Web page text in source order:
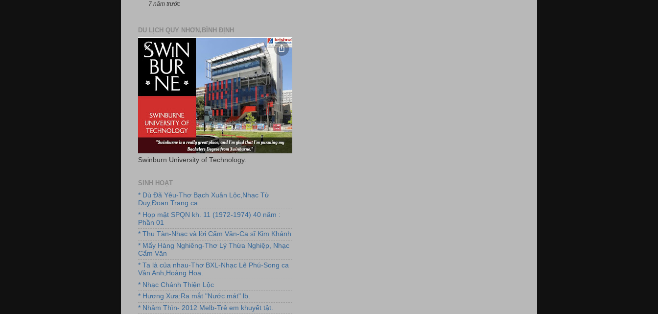
7 năm trước
DU LỊCH QUY NHƠN,BÌNH ĐỊNH
Swinburn University of Technology.
SINH HOẠT
* Dù Đã Yêu-Thơ Bạch Xuân Lộc,Nhạc Từ
Duy,Đoan Trang ca.
* Họp mặt SPQN kh. 11 (1972-1974) 40 năm :
Phần 01
* Thu Tàn-Nhạc và lời Cẩm Văn-Ca sĩ Kim Khánh
* Mấy Hàng Nghiêng-Thơ Lý Thừa Nghiệp, Nhạc
Cẩm Văn
* Ta là của nhau-Thơ BXL-Nhạc Lê Phú-Song ca
Vân Anh,Hoàng Hoa.
* Nhạc Chánh Thiện Lộc
* Hương Xưa:Ra mắt "Nước mát" lb.
* Nhâm Thìn- 2012 Melb-Trẻ em khuyết tật.